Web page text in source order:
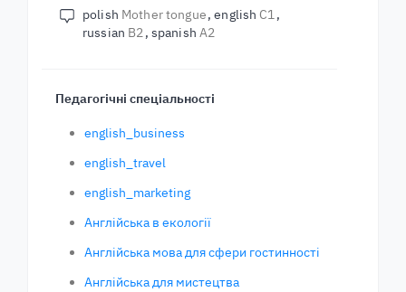
polish Mother tongue english C1
russian B2 spanish A2
Педагогічні спеціальності
english_business
english_travel
english_marketing
Англійська в екології
Англійська мова для сфери гостинності
Англійська для мистецтва